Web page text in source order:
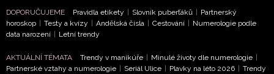
DOPORUČUJEME Pravidla etikety Slovník puberťáků
Partnerský
horoskop
Testy a kvízy Andělská čísla Cestování
Numerologie podle
data narození
Letní trendy
AKTUÁLNÍ TÉMATA Trendy v manikúře Minulé životy dle numerologie
Partnerské vztahy a numerologie
Seriál Ulice Plavky na léto 2026
Trendy